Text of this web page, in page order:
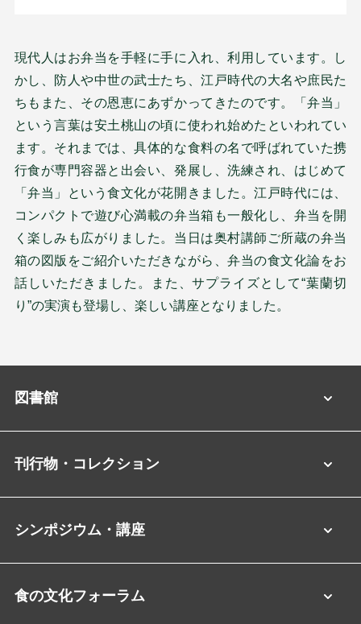
現代人はお弁当を手軽に手に入れ、利用しています。し
かし、防人や中世の武士たち、江戸時代の大名や庶民た
ちもまた、その恩恵にあずかってきたのです。「弁当」
という言葉は安土桃山の頃に使われ始めたといわれてい
ます。それまでは、具体的な食料の名で呼ばれていた携
行食が専門容器と出会い、発展し、洗練され、はじめて
「弁当」という食文化が花開きました。江戸時代には、
コンパクトで遊び心満載の弁当箱も一般化し、弁当を開
く楽しみも広がりました。当日は奥村講師ご所蔵の弁当
箱の図版をご紹介いただきながら、弁当の食文化論をお
話しいただきました。また、サプライズとして“葉蘭切
り”の実演も登場し、楽しい講座となりました。
図書館
刊行物・コレクション
シンポジウム・講座
食の文化フォーラム